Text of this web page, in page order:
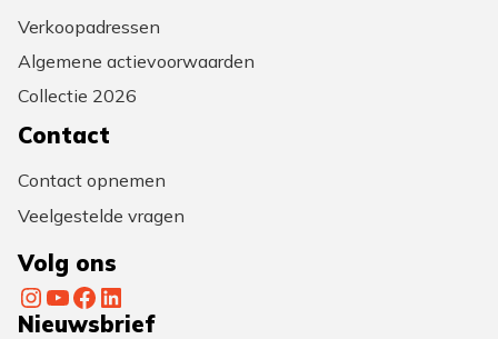
Verkoopadressen
Algemene actievoorwaarden
Collectie 2026
Contact
Contact opnemen
Veelgestelde vragen
Volg ons
InstagramYouTube Facebook LinkedIn
Nieuwsbrief